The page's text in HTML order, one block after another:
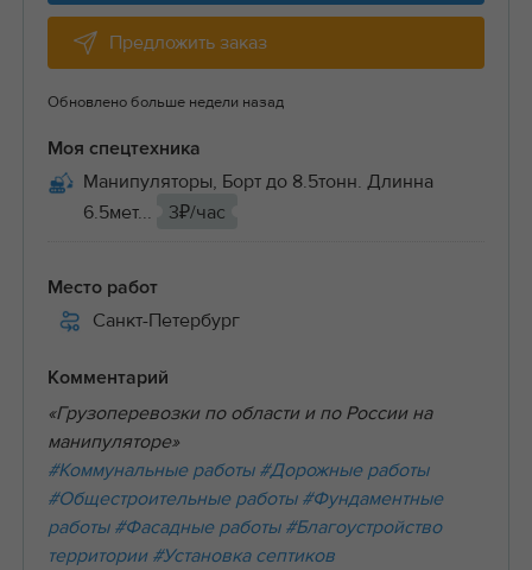
Предложить заказ
Обновлено больше недели назад
Моя спецтехника
Манипуляторы, Борт до 8.5тонн. Длинна
6.5мет...
3₽/час
Место работ
Санкт-Петербург
Комментарий
«Грузоперевозки по области и по России на
манипуляторе»
#Коммунальные работы #Дорожные работы
#Общестроительные работы #Фундаментные
работы #Фасадные работы #Благоустройство
территории #Установка септиков